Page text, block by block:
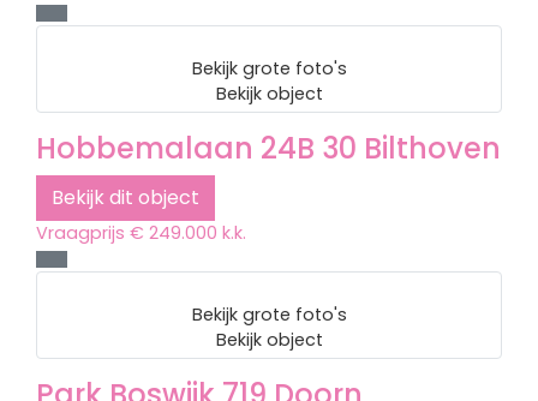
Bekijk grote foto's
Bekijk object
Hobbemalaan 24B 30 Bilthoven
Bekijk dit object
Vraagprijs € 249.000 k.k.
Bekijk grote foto's
Bekijk object